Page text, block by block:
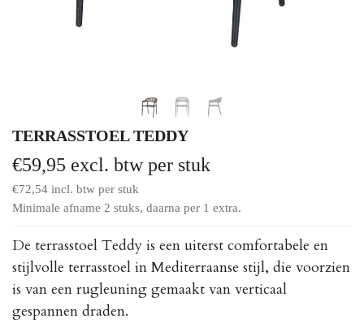
TERRASSTOEL TEDDY
€59,95 excl. btw per stuk
€72,54 incl. btw per stuk
Minimale afname 2 stuks, daarna per 1 extra.
De terrasstoel Teddy is een uiterst comfortabele en
stijlvolle terrasstoel in Mediterraanse stijl, die voorzien
is van een rugleuning gemaakt van verticaal
gespannen draden.